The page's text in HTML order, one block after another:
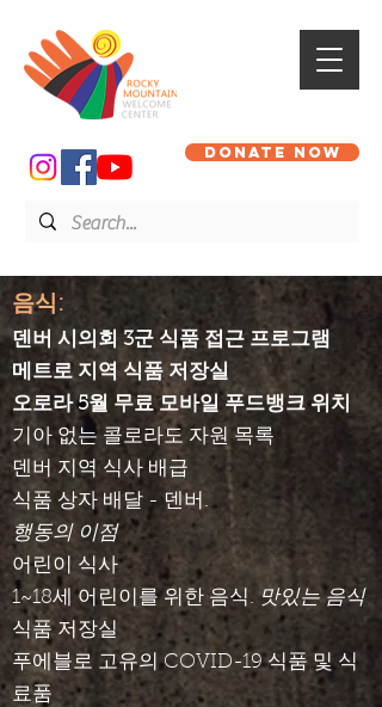
DONATE NOW
음식:
덴버 시의회 3군 식품 접근 프로그램
메트로 지역 식품 저장실
오로라 5월 무료 모바일 푸드뱅크 위치
기아 없는 콜로라도 자원 목록
덴버 지역 식사 배급
식품 상자 배달 - 덴버.
행동의 이점
어린이 식사
1~18세 어린이를 위한 음식. 맛있는 음식
식품 저장실
푸에블로 고유의 COVID-19 식품 및 식
료품